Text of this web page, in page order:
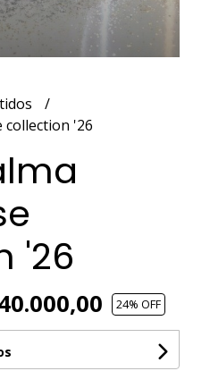
collection '26
'26
24% OFF